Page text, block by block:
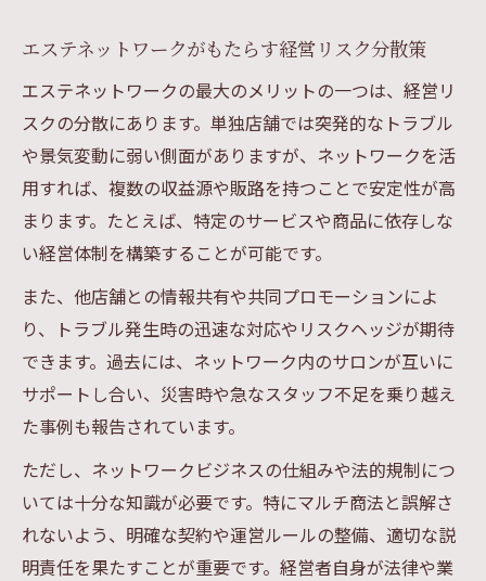
エステネットワークがもたらす経営リスク分散策
エステネットワークの最大のメリットの一つは、経営リ
スクの分散にあります。単独店舗では突発的なトラブル
や景気変動に弱い側面がありますが、ネットワークを活
用すれば、複数の収益源や販路を持つことで安定性が高
まります。たとえば、特定のサービスや商品に依存しな
い経営体制を構築することが可能です。
また、他店舗との情報共有や共同プロモーションによ
り、トラブル発生時の迅速な対応やリスクヘッジが期待
できます。過去には、ネットワーク内のサロンが互いに
サポートし合い、災害時や急なスタッフ不足を乗り越え
た事例も報告されています。
ただし、ネットワークビジネスの仕組みや法的規制につ
いては十分な知識が必要です。特にマルチ商法と誤解さ
れないよう、明確な契約や運営ルールの整備、適切な説
明責任を果たすことが重要です。経営者自身が法律や業